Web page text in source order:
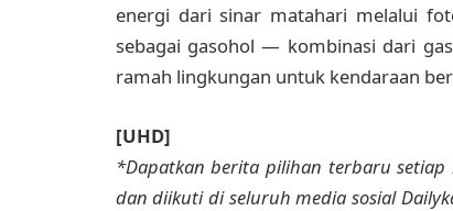
energi dari sinar matahari melalui
sebagai gasohol — kombinasi dari
ramah lingkungan untuk kendaraan
[UHD]
*Dapatkan berita pilihan terbaru
dan diikuti di seluruh media sosial